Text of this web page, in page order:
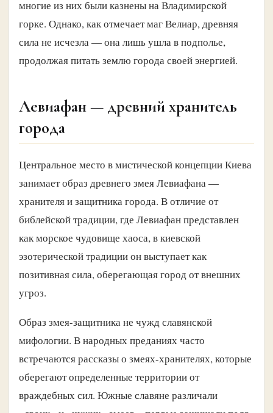
многие из них были казнены на Владимирской
горке. Однако, как отмечает маг Велиар, древняя
сила не исчезла — она лишь ушла в подполье,
продолжая питать землю города своей энергией.
Левиафан — древний хранитель
города
Центральное место в мистической концепции Киева
занимает образ древнего змея Левиафана —
хранителя и защитника города. В отличие от
библейской традиции, где Левиафан представлен
как морское чудовище хаоса, в киевской
эзотерической традиции он выступает как
позитивная сила, оберегающая город от внешних
угроз.
Образ змея-защитника не чужд славянской
мифологии. В народных преданиях часто
встречаются рассказы о змеях-хранителях, которые
оберегают определенные территории от
враждебных сил. Южные славяне различали